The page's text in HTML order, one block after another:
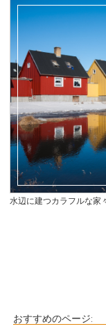
水辺に建つカラフルな
おすすめのページ: